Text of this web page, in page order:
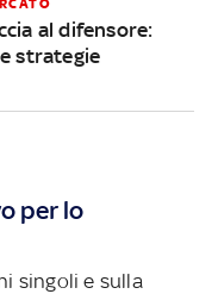
al difensore:
strategie
per lo
singoli e sulla